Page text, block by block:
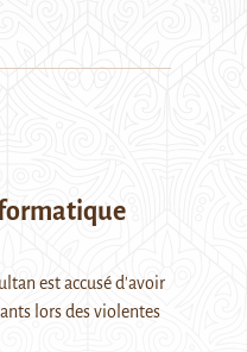
est accusé d'avoir
lors des violentes